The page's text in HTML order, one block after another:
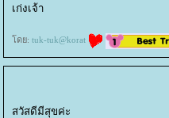
เก่งเจ้า
ดย: tuk-tuk@korat
สวัสดีมีสุขค่ะ